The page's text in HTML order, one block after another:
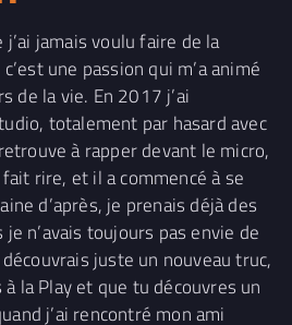
jamais voulu faire de la
une passion qui m’a animé
de la vie. En 2017 j’ai
totalement par hasard avec
à rapper devant le micro,
rire, et il a commencé à se
d’après, je prenais déjà des
n’avais toujours pas envie de
juste un nouveau truc,
la Play et que tu découvres un
j’ai rencontré mon ami